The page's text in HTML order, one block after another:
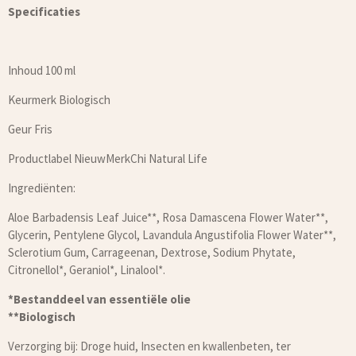
Specificaties
Inhoud 100 ml
Keurmerk Biologisch
Geur Fris
Productlabel NieuwMerkChi Natural Life
Ingrediënten:
Aloe Barbadensis Leaf Juice**, Rosa Damascena Flower Water**,
Glycerin, Pentylene Glycol, Lavandula Angustifolia Flower Water**,
Sclerotium Gum, Carrageenan, Dextrose, Sodium Phytate,
Citronellol*, Geraniol*, Linalool*.
*Bestanddeel van essentiële olie
**Biologisch
Verzorging bij: Droge huid, Insecten en kwallenbeten, ter